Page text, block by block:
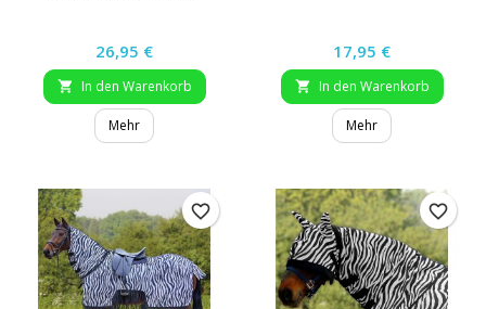
Preis
26,95 €
 In den Warenkorb
Mehr
Preis
17,95 €
 In den Warenkorb
Mehr
favorite_border favorite_border